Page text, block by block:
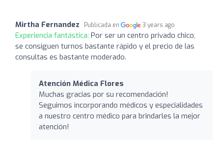
Mirtha Fernandez Publicada en 3 years ago
Experiencia fantástica: Por ser un centro privado chico,
se consiguen turnos bastante rápido y el precio de las
consultas es bastante moderado.
Atención Médica Flores
Muchas gracias por su recomendación!
Seguimos incorporando médicos y especialidades
a nuestro centro médico para brindarles la mejor
atención!